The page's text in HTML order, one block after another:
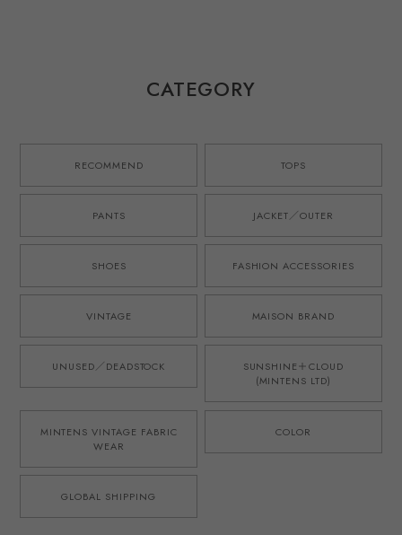
ブルー 日本製 ゴ
ムウエスト ウール
ブランド M-52モ
W31~33・実寸
W34~36
／ スペンスブライ
を使用したタック
本製 ゴムウエスト
寸W34~36
CATEGORY
RECOMMEND TOPS
PANTS JACKET／OUTER
SHOES FASHION ACCESSORIES
VINTAGE MAISON BRAND
UNUSED／DEADSTOCK
SUNSHINE＋CLOUD
(MINTENS LTD)
MINTENS VINTAGE FABRIC
WEAR
COLOR
GLOBAL SHIPPING